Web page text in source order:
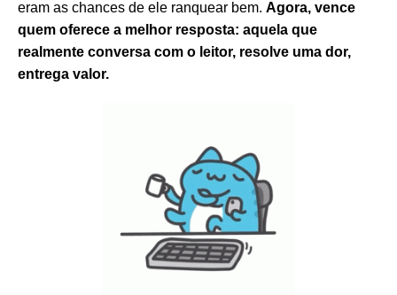
eram as chances de ele ranquear bem. Agora, vence
quem oferece a melhor resposta: aquela que
realmente conversa com o leitor, resolve uma dor,
entrega valor.